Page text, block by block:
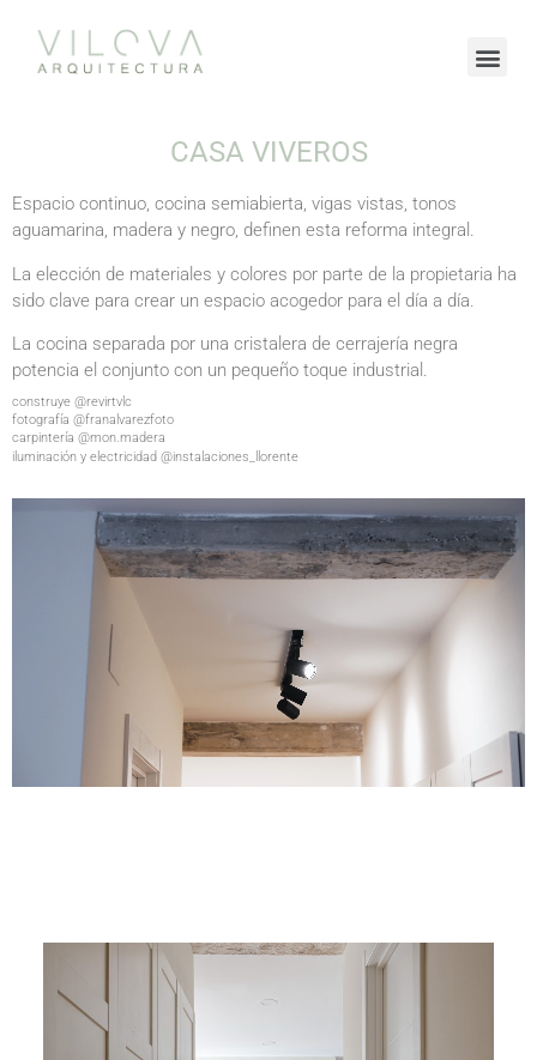
CASA VIVEROS
Espacio continuo, cocina semiabierta, vigas vistas, tonos
aguamarina, madera y negro, definen esta reforma integral.
La elección de materiales y colores por parte de la propietaria ha
sido clave para crear un espacio acogedor para el día a día.
La cocina separada por una cristalera de cerrajería negra
potencia el conjunto con un pequeño toque industrial.
construye @revirtvlc
fotografía @franalvarezfoto
carpintería @mon.madera
iluminación y electricidad @instalaciones_llorente